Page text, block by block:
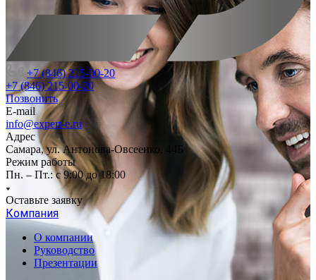
+7 (846) 215-00-20
+7 (846) 215-00-20
Позвонить
E-mail
info@expert-e.ru
Адрес
Самара, ул. Антонова-Овсеенко, 44Б
Режим работы
Пн. – Пт.: с 9:00 до 18:00
Оставьте заявку
Компания
О компании
Руководство
Презентации